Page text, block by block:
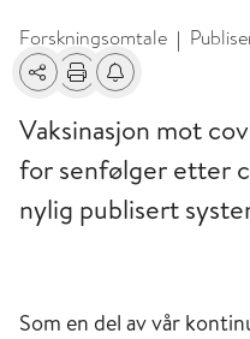
Forskningsomtale |
Del Skriv utFå varsel om
Vaksinasjon mot
for senfølger etter
nylig publisert
Som en del av vår